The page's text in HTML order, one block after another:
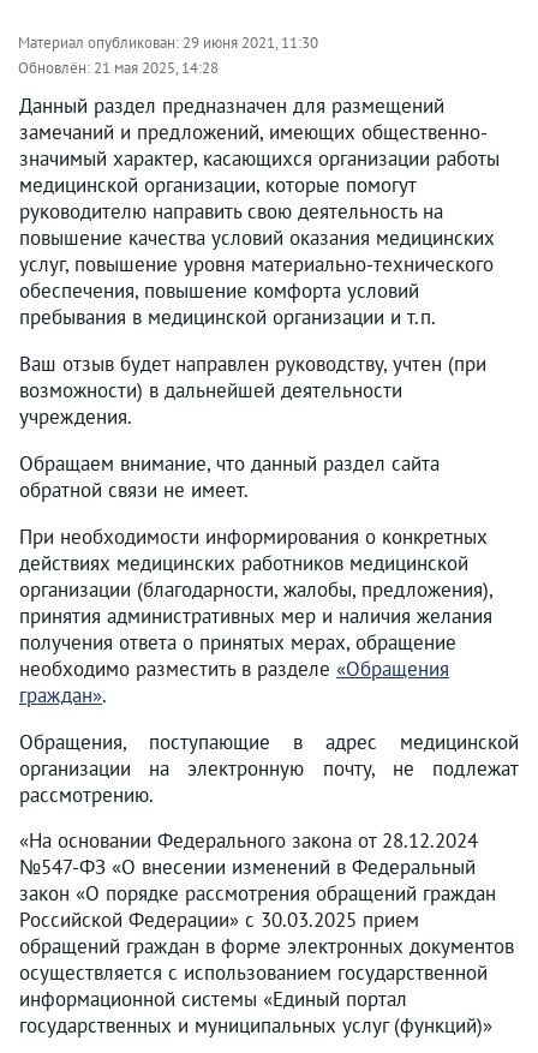
Материал опубликован: 29 июня 2021, 11:30
Обновлён: 21 мая 2025, 14:28
Данный раздел предназначен для размещений
замечаний и предложений, имеющих общественно-
значимый характер, касающихся организации работы
медицинской организации, которые помогут
руководителю направить свою деятельность на
повышение качества условий оказания медицинских
услуг, повышение уровня материально-технического
обеспечения, повышение комфорта условий
пребывания в медицинской организации и т.п.
Ваш отзыв будет направлен руководству, учтен (при
возможности) в дальнейшей деятельности
учреждения.
Обращаем внимание, что данный раздел сайта
обратной связи не имеет.
При необходимости информирования о конкретных
действиях медицинских работников медицинской
организации (благодарности, жалобы, предложения),
принятия административных мер и наличия желания
получения ответа о принятых мерах, обращение
необходимо разместить в разделе «Обращения
граждан».
Обращения, поступающие в адрес медицинской
организации на электронную почту, не подлежат
рассмотрению.
«На основании Федерального закона от 28.12.2024
№547-ФЗ «О внесении изменений в Федеральный
закон «О порядке рассмотрения обращений граждан
Российской Федерации» с 30.03.2025 прием
обращений граждан в форме электронных документов
осуществляется с использованием государственной
информационной системы «Единый портал
государственных и муниципальных услуг (функций)»